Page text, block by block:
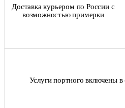
Доставка курьером по России с
возможностью примерки
Услуги портного включены в